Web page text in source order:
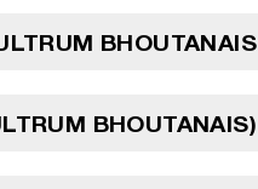
BHOUTANAIS
BHOUTANAIS)